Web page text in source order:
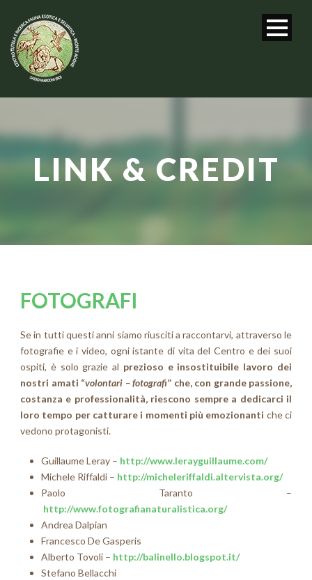
LINK & CREDIT
FOTOGRAFI
Se in tutti questi anni siamo riusciti a raccontarvi, attraverso le
fotografie e i video, ogni istante di vita del Centro e dei suoi
ospiti, è solo grazie al prezioso e insostituibile lavoro dei
nostri amati “volontari – fotografi” che, con grande passione,
costanza e professionalità, riescono sempre a dedicarci il
loro tempo per catturare i momenti più emozionanti che ci
vedono protagonisti.
Guillaume Leray – http://www.lerayguillaume.com/
Michele Riffaldi – http://micheleriffaldi.altervista.org/
Paolo Taranto –
http://www.fotografianaturalistica.org/
Andrea Dalpian
Francesco De Gasperis
Alberto Tovoli – http://balinello.blogspot.it/
Stefano Bellacchi